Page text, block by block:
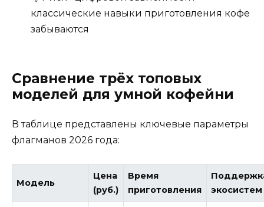
классические навыки приготовления кофе
забываются
Сравнение трёх топовых
моделей для умной кофейни
В таблице представлены ключевые параметры
флагманов 2026 года:
Модель
Цена
(руб.)
Время
приготовления
экосистем